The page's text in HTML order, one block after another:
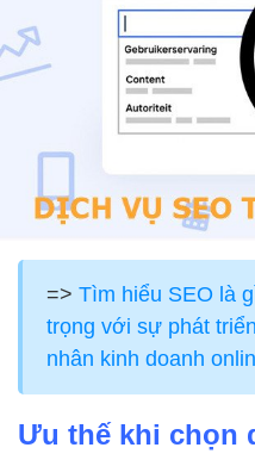
=> Tìm hiểu SEO là
trọng với sự phát
nhân kinh doanh
Ưu thế khi chọn